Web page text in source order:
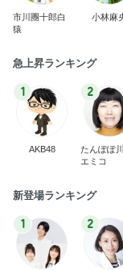
市川團十郎白
猿
小林麻
急上昇ランキング
1
AKB48
2
たんぽぽ
エミコ
新登場ランキング
1 2